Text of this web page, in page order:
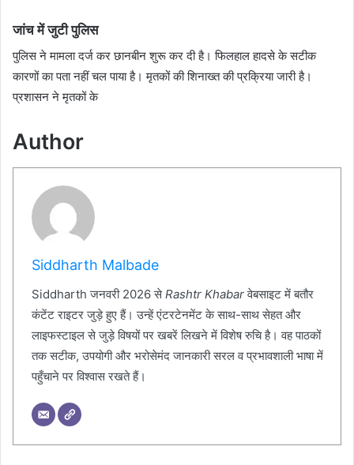
जांच में जुटी पुलिस
पुलिस ने मामला दर्ज कर छानबीन शुरू कर दी है। फिलहाल हादसे के सटीक
कारणों का पता नहीं चल पाया है। मृतकों की शिनाख्त की प्रक्रिया जारी है।
प्रशासन ने मृतकों के
Author
Siddharth Malbade
Siddharth जनवरी 2026 सेRashtr Khabarवेबसाइट में बतौर
कंटेंट राइटर जुड़े हुए हैं। उन्हें एंटरटेनमेंट के साथ-साथ सेहत और
लाइफस्टाइल से जुड़े विषयों पर खबरें लिखने में विशेष रुचि है। वह पाठकों
तक सटीक, उपयोगी और भरोसेमंद जानकारी सरल व प्रभावशाली भाषा में
पहुँचाने पर विश्वास रखते हैं।